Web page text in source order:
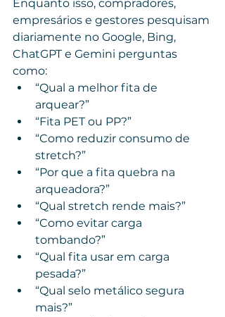
Enquanto isso, compradores,
empresários e gestores pesquisam
diariamente no Google, Bing,
ChatGPT e Gemini perguntas
como:
“Qual a melhor fita de
arquear?”
“Fita PET ou PP?”
“Como reduzir consumo de
stretch?”
“Por que a fita quebra na
arqueadora?”
“Qual stretch rende mais?”
“Como evitar carga
tombando?”
“Qual fita usar em carga
pesada?”
“Qual selo metálico segura
mais?”